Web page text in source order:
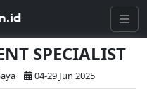
SPECIALIST
04-29 Jun 2025